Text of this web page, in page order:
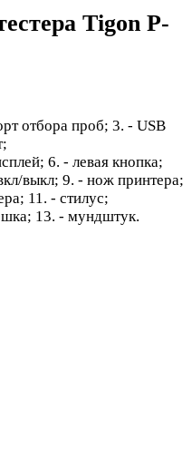
Tigon P-
отбора проб; 3. - USB
6. - левая кнопка;
выкл; 9. - нож принтера;
11. - стилус;
13. - мундштук.